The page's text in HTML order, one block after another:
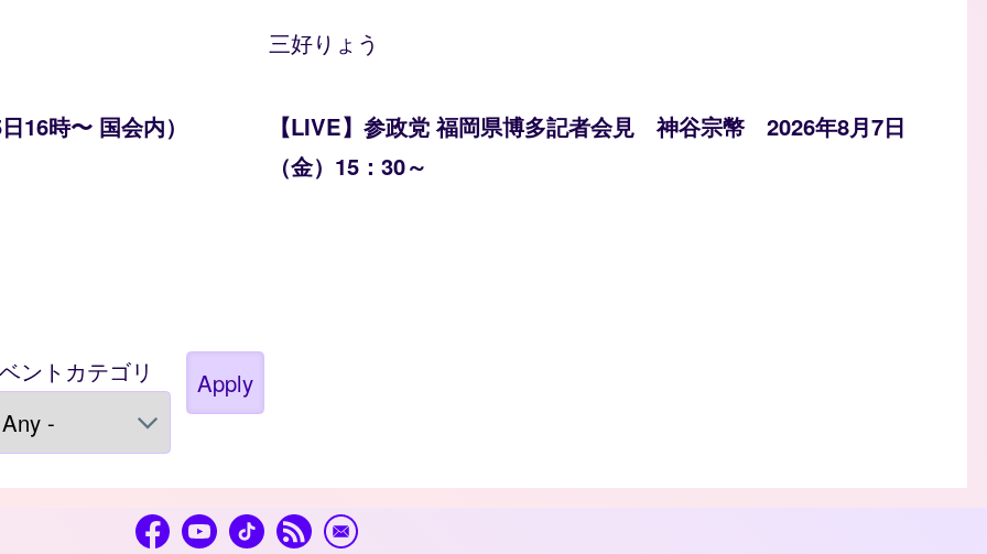
三好りょう
16時〜 国会内）
【LIVE】参政党 福岡県博多記者会見 神谷宗幣 2026年8月7日
（金）15：30～
ントカテゴリ